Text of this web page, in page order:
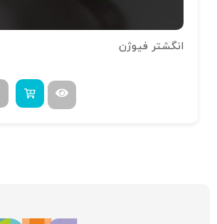
انگشتر فیوژن